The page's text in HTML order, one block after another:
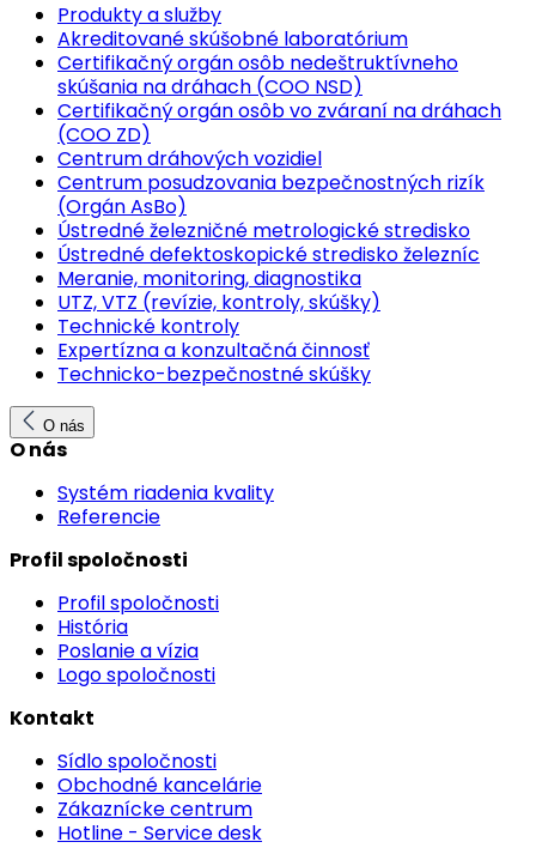
Produkty a služby
Akreditované skúšobné laboratórium
Certifikačný orgán osôb nedeštruktívneho
skúšania na dráhach (COO NSD)
Certifikačný orgán osôb vo zváraní na dráhach
(COO ZD)
Centrum dráhových vozidiel
Centrum posudzovania bezpečnostných rizík
(Orgán AsBo)
Ústredné železničné metrologické stredisko
Ústredné defektoskopické stredisko železníc
Meranie, monitoring, diagnostika
UTZ, VTZ (revízie, kontroly, skúšky)
Technické kontroly
Expertízna a konzultačná činnosť
Technicko-bezpečnostné skúšky
O nás
O nás
Systém riadenia kvality
Referencie
Profil spoločnosti
Profil spoločnosti
História
Poslanie a vízia
Logo spoločnosti
Kontakt
Sídlo spoločnosti
Obchodné kancelárie
Zákaznícke centrum
Hotline - Service desk